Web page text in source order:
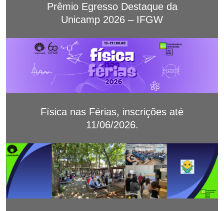
Prêmio Egresso Destaque da
Unicamp 2026 – IFGW
Física nas Férias, inscrições até
11/06/2026.